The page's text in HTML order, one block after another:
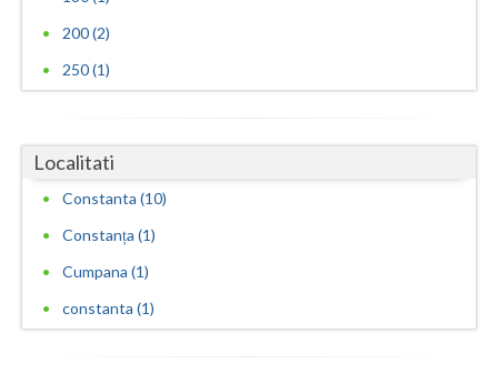
200 (2)
250 (1)
Localitati
Constanta (10)
Constanța (1)
Cumpana (1)
constanta (1)